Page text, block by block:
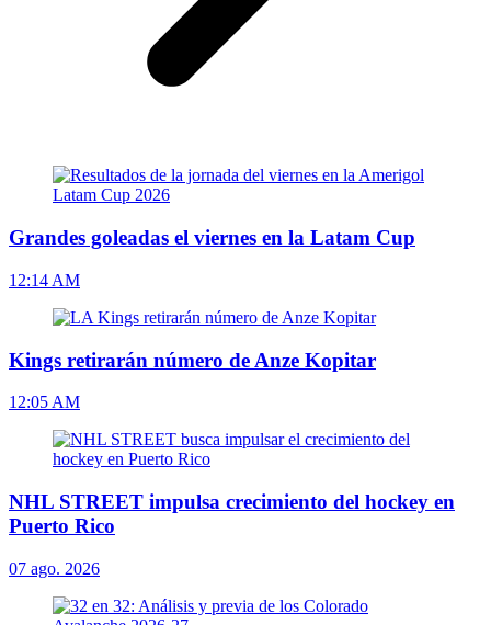
Grandes goleadas el viernes en la Latam Cup
12:14 AM
Kings retirarán número de Anze Kopitar
12:05 AM
NHL STREET impulsa crecimiento del hockey en
Puerto Rico
07 ago. 2026